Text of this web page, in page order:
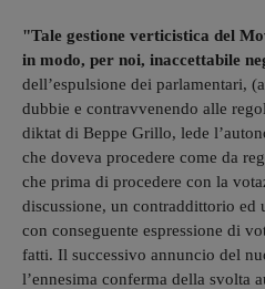
"Tale gestione verticistica del
in modo, per noi, inaccettabile
dell’espulsione dei parlamentari,
dubbie e contravvenendo alle
diktat di Beppe Grillo, lede
che doveva procedere come da
che prima di procedere con la
discussione, un contraddittorio
con conseguente espressione di
fatti. Il successivo annuncio del
l’ennesima conferma della svolta